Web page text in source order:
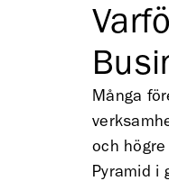
Många
och
Pyramid i